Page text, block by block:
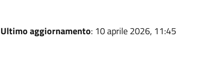
Ultimo aggiornamento: 10 aprile 2026, 11:45